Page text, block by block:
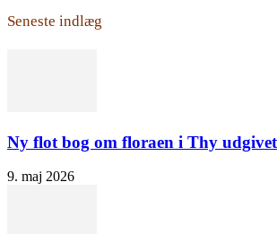
Seneste indlæg
Ny flot bog om floraen i Thy
9. maj 2026